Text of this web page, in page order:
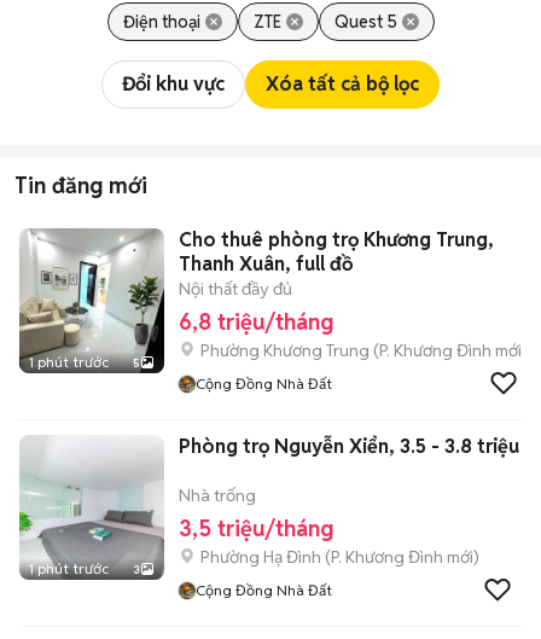
Điện thoại ZTE Quest 5
Đổi khu vực Xóa tất cả bộ lọc
Tin đăng mới
1 phút trước 5
Cho thuê phòng trọ Khương Trung,
Thanh Xuân, full đồ
Nội thất đầy đủ
6,8 triệu/tháng
Phường Khương Trung (P. Khương Đình mới)
Cộng Đồng Nhà Đất
1 phút trước 3
Phòng trọ Nguyễn Xiển, 3.5 - 3.8 triệu
Nhà trống
3,5 triệu/tháng
Phường Hạ Đình (P. Khương Đình mới)
Cộng Đồng Nhà Đất